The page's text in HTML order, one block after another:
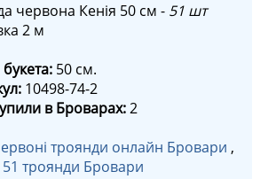
червона Кенія 50 см - 51 шт
2 м
50 см.
10498-74-2
в Броварах:2
троянди онлайн Бровари ,
51 троянди Бровари